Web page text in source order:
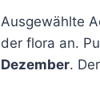
Ausgewählte
der flora an.
Dezember.